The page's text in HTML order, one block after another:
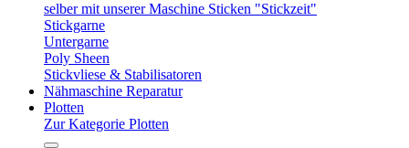
selber mit unserer Maschine Sticken "Stickzeit"
Stickgarne
Untergarne
Poly Sheen
Stickvliese & Stabilisatoren
Nähmaschine Reparatur
Plotten
Zur Kategorie Plotten